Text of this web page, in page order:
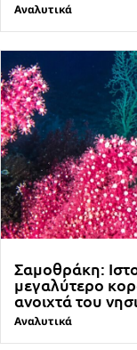
Αναλυτικά
Σαμοθράκη:
μεγαλύτερο
ανοιχτά του
Αναλυτικά